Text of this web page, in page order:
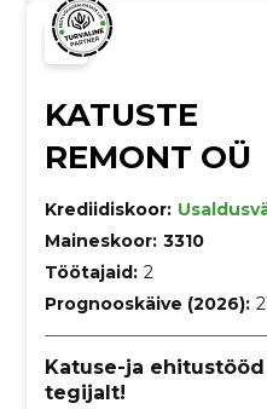
KATUSTE
REMONT OÜ
Krediidiskoor:
Maineskoor: 3310
Töötajaid: 2
Prognooskäive (2026):
Katuse-ja
tegijalt!